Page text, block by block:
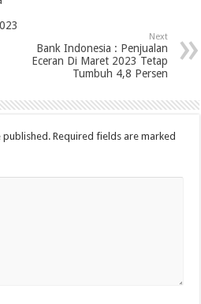
Next
Bank Indonesia : Penjualan
Eceran Di Maret 2023 Tetap
Tumbuh 4,8 Persen
published. Required fields are marked